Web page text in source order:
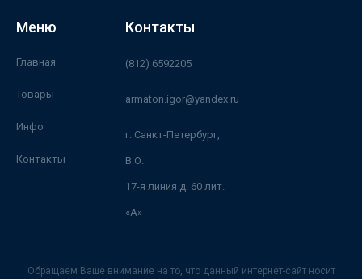
Меню
Главная
Товары
Инфо
Контакты
Контакты
(812) 6592205
armaton.igor@yandex.ru
г. Санкт-Петербург,
В.О.
17-я линия д. 60 лит.
«А»
Обращаем Ваше внимание на то, что данный интернет-сайт носит